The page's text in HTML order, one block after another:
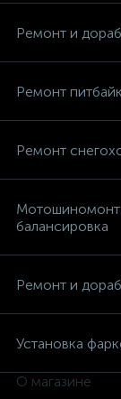
Ремонт и
Ремонт
Ремонт
балансировка
Ремонт и
Установка
О магазине